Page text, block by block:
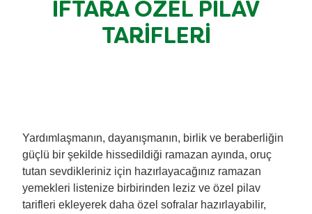
Tüm Ürünlerimiz
Knorr Yemek Harçları
Knorr Çeşniler
Tüm Tariflerimiz
Et Yemekleri Tarifleri
Tavuk Yemekleri Tarifleri
İFTARA ÖZEL PİLAV
TARİFLERİ
Yardımlaşmanın, dayanışmanın, birlik ve beraberliğin
güçlü bir şekilde hissedildiği ramazan ayında, oruç
tutan sevdikleriniz için hazırlayacağınız ramazan
yemekleri listenize birbirinden leziz ve özel pilav
tarifleri ekleyerek daha özel sofralar hazırlayabilir,